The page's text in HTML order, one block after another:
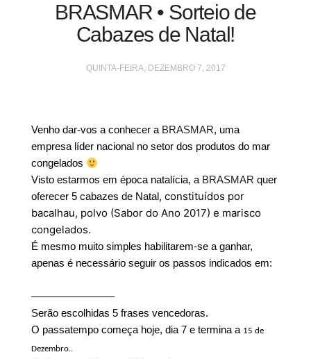
BRASMAR • Sorteio de
Cabazes de Natal!
QUINTA-FEIRA, DEZEMBRO 7, 2017
Venho dar-vos a conhecer a BRASMAR, uma
empresa líder nacional no setor dos produtos do mar
congelados
Visto estarmos em época natalícia, a BRASMAR quer
oferecer 5 cabazes de Natal, constituídos por
bacalhau, polvo (Sabor do Ano 2017) e marisco
congelados.
É mesmo muito simples habilitarem-se a ganhar,
apenas é necessário seguir os passos indicados em:
–––––––––––––––
Serão escolhidas 5 frases vencedoras.
O passatempo começa hoje, dia 7 e termina a 15 de
Dezembro..